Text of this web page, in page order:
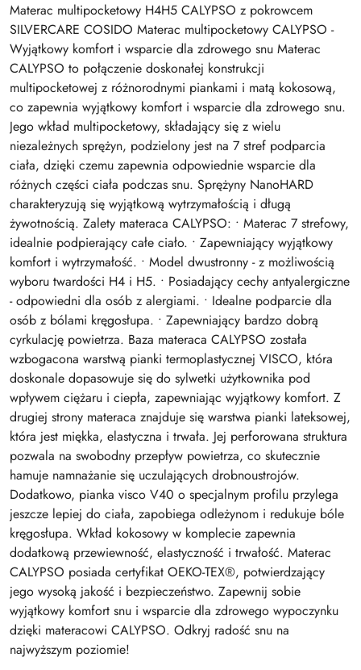
Materac multipocketowy H4H5 CALYPSO z pokrowcem
SILVERCARE COSIDO Materac multipocketowy CALYPSO -
Wyjątkowy komfort i wsparcie dla zdrowego snu Materac
CALYPSO to połączenie doskonałej konstrukcji
multipocketowej z różnorodnymi piankami i matą kokosową,
co zapewnia wyjątkowy komfort i wsparcie dla zdrowego snu.
Jego wkład multipocketowy, składający się z wielu
niezależnych sprężyn, podzielony jest na 7 stref podparcia
ciała, dzięki czemu zapewnia odpowiednie wsparcie dla
różnych części ciała podczas snu. Sprężyny NanoHARD
charakteryzują się wyjątkową wytrzymałością i długą
żywotnością. Zalety materaca CALYPSO: • Materac 7 strefowy,
idealnie podpierający całe ciało. • Zapewniający wyjątkowy
komfort i wytrzymałość. • Model dwustronny - z możliwością
wyboru twardości H4 i H5. • Posiadający cechy antyalergiczne
- odpowiedni dla osób z alergiami. • Idealne podparcie dla
osób z bólami kręgosłupa. • Zapewniający bardzo dobrą
cyrkulację powietrza. Baza materaca CALYPSO została
wzbogacona warstwą pianki termoplastycznej VISCO, która
doskonale dopasowuje się do sylwetki użytkownika pod
wpływem ciężaru i ciepła, zapewniając wyjątkowy komfort. Z
drugiej strony materaca znajduje się warstwa pianki lateksowej,
która jest miękka, elastyczna i trwała. Jej perforowana struktura
pozwala na swobodny przepływ powietrza, co skutecznie
hamuje namnażanie się uczulających drobnoustrojów.
Dodatkowo, pianka visco V40 o specjalnym profilu przylega
jeszcze lepiej do ciała, zapobiega odleżynom i redukuje bóle
kręgosłupa. Wkład kokosowy w komplecie zapewnia
dodatkową przewiewność, elastyczność i trwałość. Materac
CALYPSO posiada certyfikat OEKO-TEX®, potwierdzający
jego wysoką jakość i bezpieczeństwo. Zapewnij sobie
wyjątkowy komfort snu i wsparcie dla zdrowego wypoczynku
dzięki materacowi CALYPSO. Odkryj radość snu na
najwyższym poziomie!